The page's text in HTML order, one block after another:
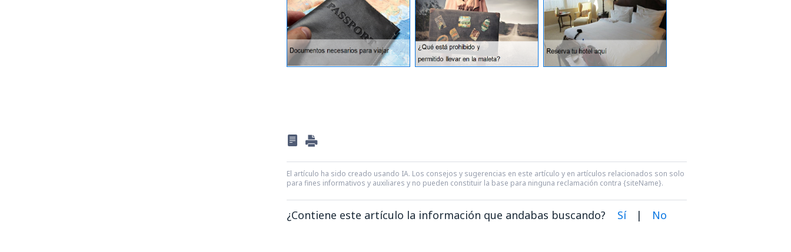
El artículo ha sido creado usando IA. Los consejos y sugerencias en este artículo y en artículos relacionados son solo
para fines informativos y auxiliares y no pueden constituir la base para ninguna reclamación contra {siteName}.
¿Contiene este artículo la información que andabas buscando? Sí | No